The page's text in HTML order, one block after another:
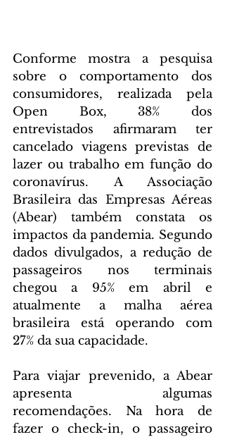
Conforme mostra a pesquisa
sobre o comportamento dos
consumidores, realizada pela
Open Box, 38% dos
entrevistados afirmaram ter
cancelado viagens previstas de
lazer ou trabalho em função do
coronavírus. A Associação
Brasileira das Empresas Aéreas
(Abear) também constata os
impactos da pandemia. Segundo
dados divulgados, a redução de
passageiros nos terminais
chegou a 95% em abril e
atualmente a malha aérea
brasileira está operando com
27% da sua capacidade.
Para viajar prevenido, a Abear
apresenta algumas
recomendações. Na hora de
fazer o check-in, o passageiro